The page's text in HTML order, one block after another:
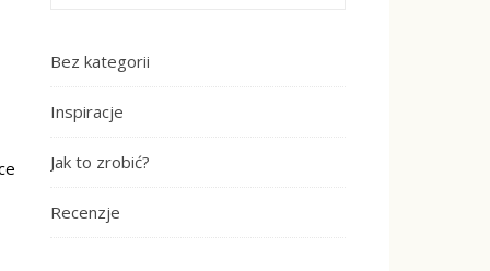
Bez kategorii
Inspiracje
Jak to zrobić?
Recenzje